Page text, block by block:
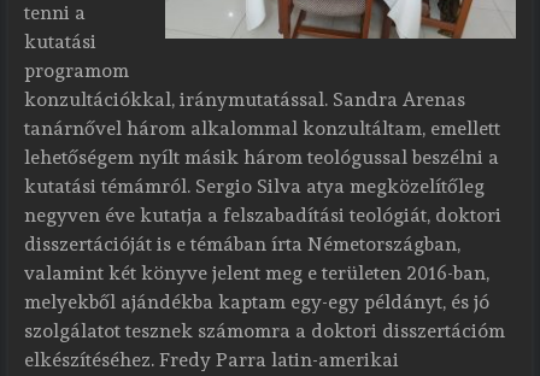
tenni a
kutatási
programom
konzultációkkal, iránymutatással. Sandra Arenas
tanárnővel három alkalommal konzultáltam, emellett
lehetőségem nyílt másik három teológussal beszélni a
kutatási témámról. Sergio Silva atya megközelítőleg
negyven éve kutatja a felszabadítási teológiát, doktori
disszertációját is e témában írta Németországban,
valamint két könyve jelent meg e területen 2016-ban,
melyekből ajándékba kaptam egy-egy példányt, és jó
szolgálatot tesznek számomra a doktori disszertációm
elkészítéséhez. Fredy Parra latin-amerikai